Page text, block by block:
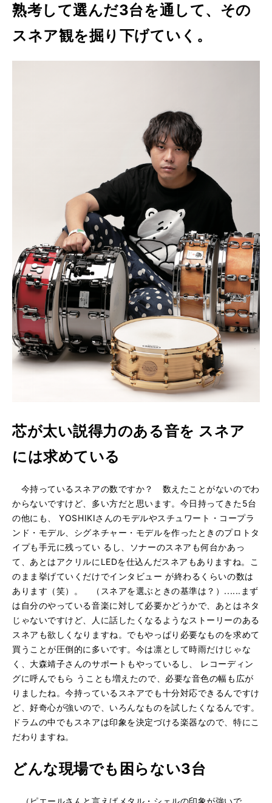
熟考して選んだ3台を通して、その
スネア観を掘り下げていく。
芯が太い説得力のある音を スネア
には求めている
今持っているスネアの数ですか？ 数えたことがないのでわ
からないですけど、多い方だと思います。今日持ってきた5台
の他にも、 YOSHIKIさんのモデルやスチュワート・コープラ
ンド・モデル、シグネチャー・モデルを作ったときのプロトタ
イプも手元に残ってい るし、ソナーのスネアも何台かあっ
て、あとはアクリルにLEDを仕込んだスネアもありますね。こ
のまま挙げていくだけでインタビュー が終わるくらいの数は
あります（笑）。 （スネアを選ぶときの基準は？）......まず
は自分のやっている音楽に対して必要かどうかで、あとはネタ
じゃないですけど、人に話したくなるようなストーリーのある
スネアも欲しくなりますね。でもやっぱり必要なものを求めて
買うことが圧倒的に多いです。今は凛として時雨だけじゃな
く、大森靖子さんのサポートもやっているし、 レコーディン
グに呼んでもら うことも増えたので、必要な音色の幅も広が
りましたね。今持っているスネアでも十分対応できるんですけ
ど、好奇心が強いので、いろんなものを試したくなるんです。
ドラムの中でもスネアは印象を決定づける楽器なので、特にこ
だわりますね。
どんな現場でも困らない3台
（ピエールさんと言えばメタル・シェルの印象が強いで